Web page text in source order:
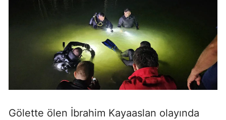
Gölette ölen İbrahim Kayaaslan olayında